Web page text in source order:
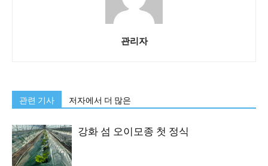
관리자
관련 기사 저자에서 더 많은
강화 섬 오이모종 첫 정식